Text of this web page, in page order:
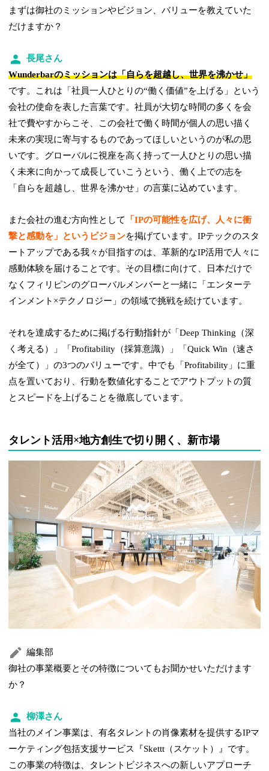
まずは御社のミッションやビジョン、バリューを教えていた
だけますか？
長尾さん
Wunderbarのミッションは「自らを超越し、世界を沸かせ」
です。これは「社員一人ひとりの“働く価値”を上げる」という
会社の使命を表した言葉です。社員が大切な時間の多くを会
社で費やすからこそ、この会社で働く時間が個人の思い描く
未来の実現に寄与するものであってほしいというのが私の思
いです。グローバルに視座を高く持って一人ひとりの思い描
く未来に向かって成長していこうという、働く上での志を
「自らを超越し、世界を沸かせ」の言葉に込めています。
また会社の進む方向性として
「IPの可能性を広げ、人々に衝
撃と感動を」というビジョンを掲げています。IPテックのスタ
ートアップである我々が目指すのは、革新的なIP活用で人々に
感動体験を届けることです。その目標に向けて、日本だけで
なくフィリピンのグローバルメンバーと一緒に「エンターテ
インメント×テクノロジー」の領域で挑戦を続けています。
それを達成するために掲げる行動指針が「Deep Thinking（深
く考える）」「Profitability（採算意識）」「Quick Win（速さ
が全て）」の3つのバリューです。中でも「Profitability」に重
点を置いており、行動を数値化することでアウトプットの質
とスピードを上げることを徹底しています。
タレント活用×地方創生で切り開く、新市場
編集部
御社の事業概要とその特徴についてもお聞かせいただけます
か？
柳澤さん
当社のメイン事業は、有名タレントの肖像素材を提供するIPマ
ーケティング包括支援サービス『Skettt（スケット）』です。
この事業の特徴は、タレントビジネスへの新しいアプローチ